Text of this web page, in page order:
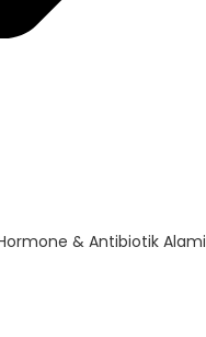
& Antibiotik Alami